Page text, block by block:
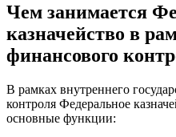
Чем занимается
казначейство в
финансового
В рамках внутреннего
контроля Федеральное
основные функции: